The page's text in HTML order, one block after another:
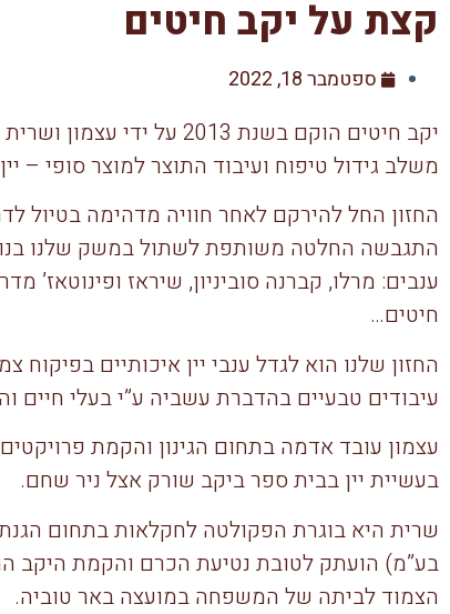
קצת על יקב חיטים
ספטמבר 18, 2022
יקב חיטים הוקם בשנת
משלב גידול טיפוח ועיבוד התוצר למוצר סופי –
החזון החל להירקם לאחר חוויה מדהימה בטיול
התגבשה החלטה משותפת לשתול במשק שלנו
ענבים: מרלו, קברנה סוביניון, שיראז
חיטים…
החזון שלנו הוא לגדל ענבי יין איכותיים
עיבודים טבעיים בהדברת עשביה ע”י בעלי חיים
בעשיית יין בבית ספר ביקב שורק אצל ניר שחם.
שרית היא בוגרת הפקולטה לחקלאות בתחום הגנת
בע”מ) הועתק לטובת נטיעת הכרם והקמת
הצמוד לביתה של המשפחה במועצה באר טוביה.